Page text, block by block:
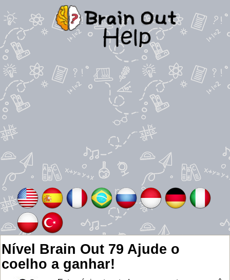
Nível Brain Out 79 Ajude o
coelho a ganhar!